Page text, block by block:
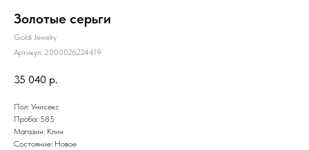
Золотые серьги
Goldi Jewelry
Артикул: 2000026224419
35 040 р.
Пол: Унисекс
Проба: 585
Магазин: Клин
Состояние: Новое